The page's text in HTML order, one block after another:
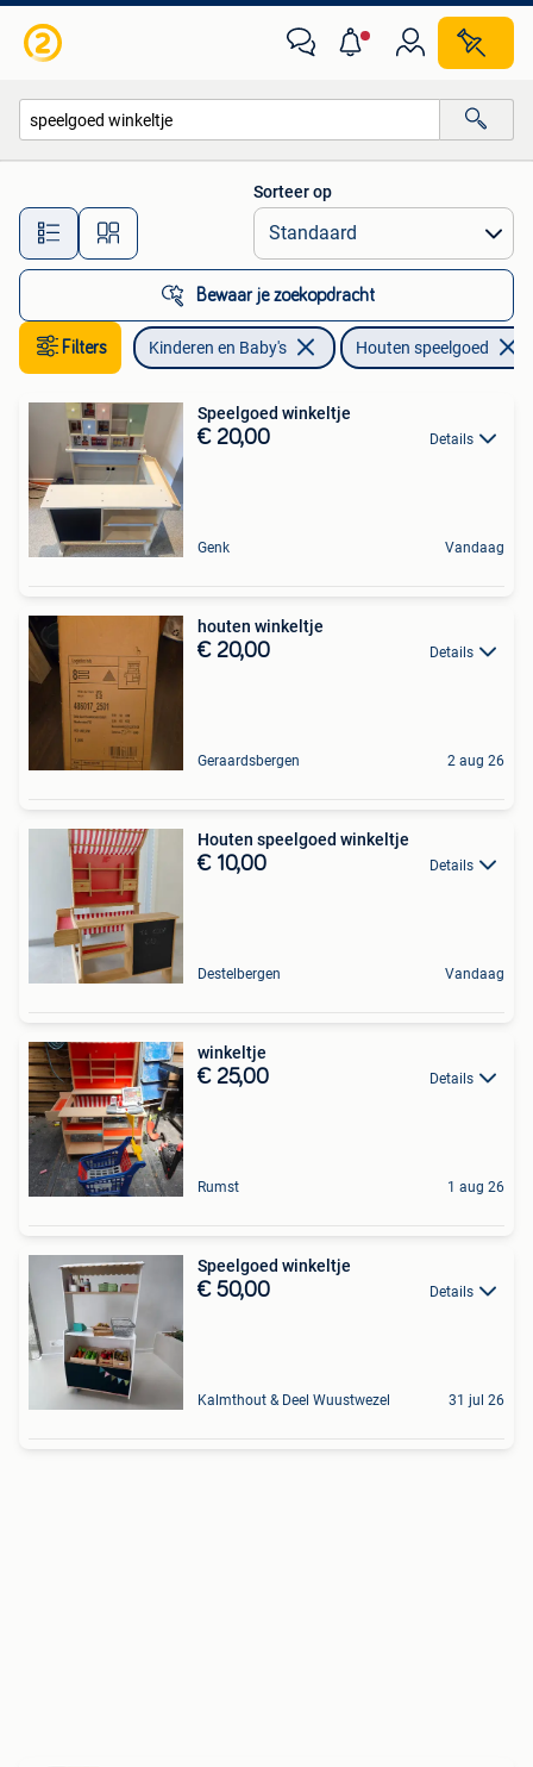
Alle afstanden…
Sorteer op
Bewaar je zoekopdracht
Filters Kinderen en Baby's Houten speelgoed
Speelgoed winkeltje
€ 20,00 Details
Genk Vandaag
houten winkeltje
€ 20,00 Details
Geraardsbergen 2 aug 26
Houten speelgoed winkeltje
€ 10,00 Details
Destelbergen Vandaag
winkeltje
€ 25,00 Details
Rumst 1 aug 26
Speelgoed winkeltje
€ 50,00 Details
Kalmthout & Deel Wuustwezel 31 jul 26